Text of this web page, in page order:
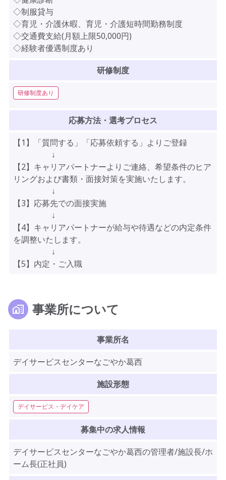
◇制服貸与
◇育児・介護休暇、育児・介護短時間勤務制度
◇交通費支給(月額上限50,000円)
◇経験者優遇制度あり
研修制度
研修制度あり
応募方法・選考プロセス
【1】「質問する」「応募依頼する」よりご登録
↓
【2】キャリアパートナーよりご連絡、希望条件のヒア
リングおよび書類・面接対策を実施いたします。
↓
【3】応募先での面接実施
↓
【4】キャリアパートナーが給与や待遇などの内定条件
を調整いたします。
↓
【5】内定・ご入職
事業所について
事業所名
デイサービスセンターなごやか葛西
施設形態
デイサービス・デイケア
募集中の求人情報
デイサービスセンターなごやか葛西の管理者/施設長/ホ
ーム長(正社員)